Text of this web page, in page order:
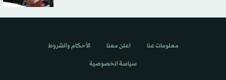
معلومات عنا اعلن معنا الأحكام والشروط
سياسة الخصوصية